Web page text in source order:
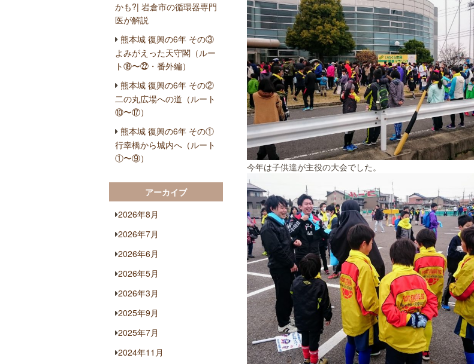
今年は子供達が主役の大会でした。
かも?| 岩倉市の循環器専門
医が解説
熊本城 復興の6年 その③
よみがえった天守閣（ルー
ト⑱〜㉒・番外編）
熊本城 復興の6年 その②
二の丸広場への道（ルート
⑩〜⑰）
熊本城 復興の6年 その①
行幸橋から城内へ（ルート
①〜⑨）
アーカイブ
2026年8月
2026年7月
2026年6月
2026年5月
2026年3月
2025年9月
2025年7月
2024年11月